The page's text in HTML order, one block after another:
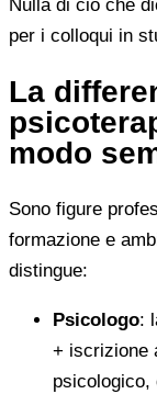
Nulla di ciò che
per i colloqui in
La
modo
Sono figure
formazione e
distingue:
Psicologo:
+ iscrizione
psicologico,